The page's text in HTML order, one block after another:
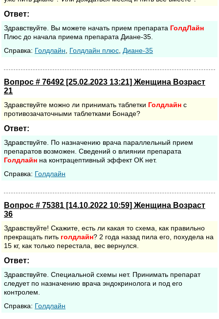
Ответ:
Здравствуйте. Вы можете начать прием препарата ГолдЛайн
Плюс до начала приема препарата Диане-35.
Cправка: Голдлайн Голдлайн плюс Диане-35
Вопрос # 76492 [25.02.2023 13:21] Женщина Возраст
21
Здравствуйте можно ли принимать таблетки Голдлайн с
противозачаточными таблетками Бонаде?
Ответ:
Здравствуйте. По назначению врача параллельный прием
препаратов возможен. Сведений о влиянии препарата
Голдлайн на контрацептивный эффект ОК нет.
Cправка: Голдлайн
Вопрос # 75381 [14.10.2022 10:59] Женщина Возраст
36
Здравствуйте! Скажите, есть ли какая то схема, как правильно
прекращать пить голдлайн? 2 года назад пила его, похудела на
15 кг, как только перестала, вес вернулся.
Ответ:
Здравствуйте. Специальной схемы нет. Принимать препарат
следует по назначению врача эндокринолога и под его
контролем.
Cправка: Голдлайн